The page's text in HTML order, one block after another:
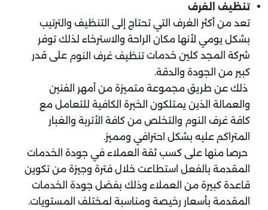
تنظيف الغرف
تعد من أكثر الغرف التي تحتاج إلى التنظيف والترتيب
بشكل يومي لأنها مكان الراحة والاسترخاء لذلك توفر
شركة المجد كلين خدمات تنظيف غرف النوم على قدر
كبير من الجودة والدقة.
ذلك عن طريق مجموعة متميزة من أمهر الفنين
والعمالة الذين يمتلكون الخبرة الكافية للتعامل مع
كافة غرف النوم والتخلص من كافة الأتربة والغبار
المتراكم عليه بشكل احترافي ومميز.
حرصا منها على كسب ثقة العملاء في جودة الخدمات
المقدمة بالفعل استطاعت خلال فترة وجيزة من تكوين
قاعدة كبيرة من العملاء وذلك بفضل جودة الخدمات
المقدمة بأسعار رخيصة ومناسبة لمختلف المستويات.